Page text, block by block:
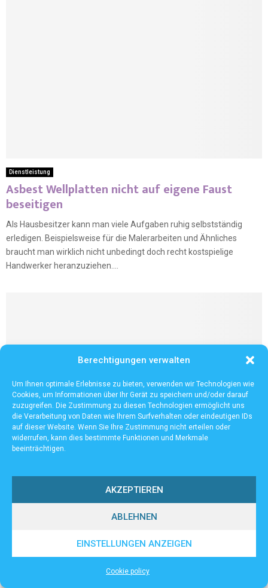
Berechtigungen verwalten
Um Ihnen optimale Erlebnisse zu bieten, verwenden wir Technologien wie
Cookies, um Informationen über Ihr Gerät zu speichern und/oder darauf
zuzugreifen. Die Zustimmung zu diesen Technologien ermöglicht uns
die Verarbeitung von Daten wie Ihrem Surfverhalten oder eindeutigen IDs
auf dieser Website. Wenn Sie Ihre Zustimmung nicht erteilen oder
widerrufen, kann dies bestimmte Funktionen und Merkmale
beeinträchtigen.
AKZEPTIEREN
ABLEHNEN
EINSTELLUNGEN ANZEIGEN
Cookie policy
Dienstleistung
Asbest Wellplatten nicht auf eigene Faust
beseitigen
Als Hausbesitzer kann man viele Aufgaben ruhig selbstständig
erledigen. Beispielsweise für die Malerarbeiten und Ähnliches
braucht man wirklich nicht unbedingt doch recht kostspielige
Handwerker heranzuziehen....
Dienstleistung
Edelstahl polieren leicht gemacht Edelstahl polieren ist vielleicht die
Korrosion zu schützen. Wenn Sie jedoch Edelstahlgeräte besitzen,...